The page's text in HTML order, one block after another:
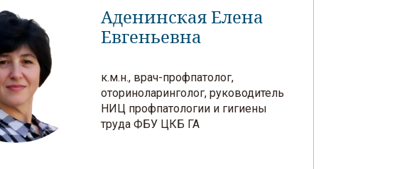
Аденинская Елена
Евгеньевна
к.м.н., врач-профпатолог,
оториноларинголог, руководитель
НИЦ профпатологии и гигиены
труда ФБУ ЦКБ ГА